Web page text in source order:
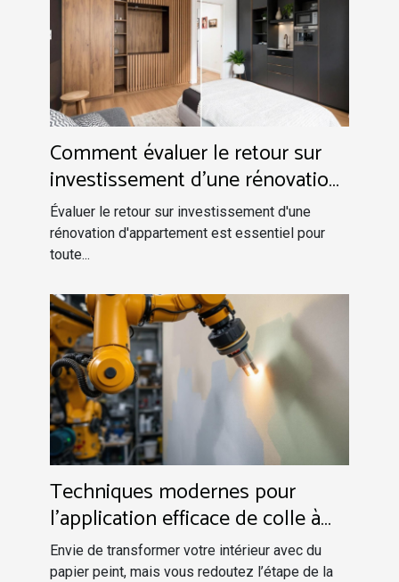
Comment évaluer le retour sur
investissement d'une rénovation
d'appartement ?
Évaluer le retour sur investissement d'une
rénovation d'appartement est essentiel pour
toute...
Techniques modernes pour
l'application efficace de colle à
papier peint
Envie de transformer votre intérieur avec du
papier peint, mais vous redoutez l’étape de la